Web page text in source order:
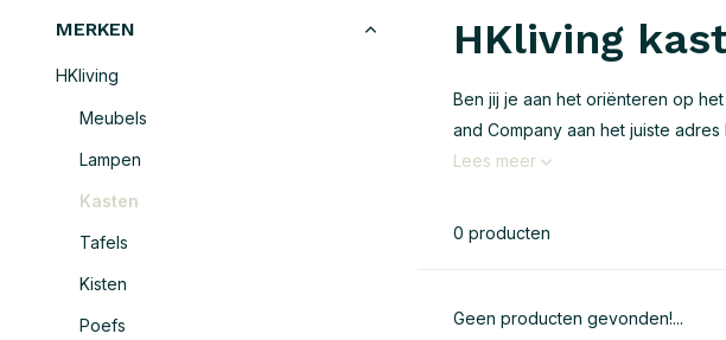
MERKEN
HKliving
Meubels
Lampen
Kasten
Tafels
Kisten
Poefs
HKliving
Ben jij je aan het oriënteren op
and Company aan het juiste adres
Lees meer
0 producten
Geen producten gevonden!...